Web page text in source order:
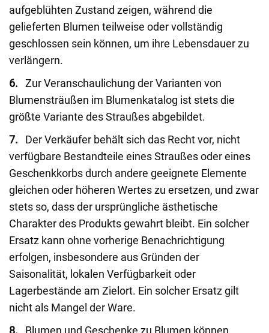
aufgeblühten Zustand zeigen, während die
gelieferten Blumen teilweise oder vollständig
geschlossen sein können, um ihre Lebensdauer zu
verlängern.
6.
Zur Veranschaulichung der Varianten von
Blumensträußen im Blumenkatalog ist stets die
größte Variante des Straußes abgebildet.
7. Der Verkäufer behält sich das Recht vor, nicht
verfügbare Bestandteile eines Straußes oder eines
Geschenkkorbs durch andere geeignete Elemente
gleichen oder höheren Wertes zu ersetzen, und zwar
stets so, dass der ursprüngliche ästhetische
Charakter des Produkts gewahrt bleibt. Ein solcher
Ersatz kann ohne vorherige Benachrichtigung
erfolgen, insbesondere aus Gründen der
Saisonalität, lokalen Verfügbarkeit oder
Lagerbestände am Zielort. Ein solcher Ersatz gilt
nicht als Mangel der Ware.
8. Blumen und Geschenke zu Blumen können